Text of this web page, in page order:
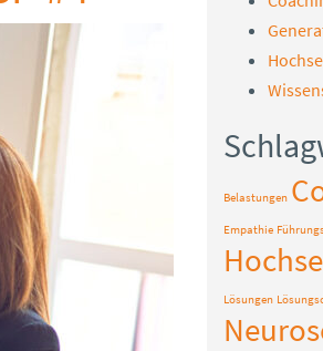
Belastungen
Empathie
Lösungen